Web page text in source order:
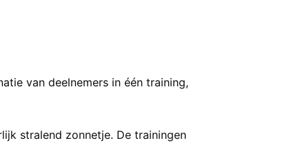
van deelnemers in één training,
stralend zonnetje. De trainingen